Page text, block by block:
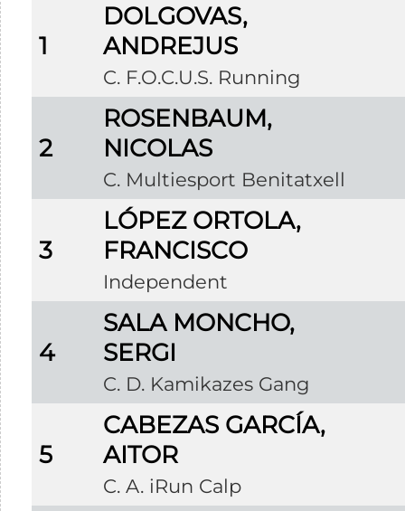
1
DOLGOVAS,
ANDREJUS
C. F.O.C.U.S. Running
2
ROSENBAUM,
NICOLAS
C. Multiesport Benitatxell
3
LÓPEZ ORTOLA,
FRANCISCO
Independent
4
SALA MONCHO,
SERGI
C. D. Kamikazes Gang
5
CABEZAS GARCÍA,
AITOR
C. A. iRun Calp